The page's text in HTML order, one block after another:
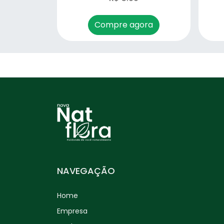
Erva Doce (Pimpinella
anisum) – 50g
Espinheira Santa
Eucalipto Glóbulos
(Eucalyptus globulus) – 30g
biloba) – 30g
Compre agora
NAVEGAÇÃO
Home
Empresa